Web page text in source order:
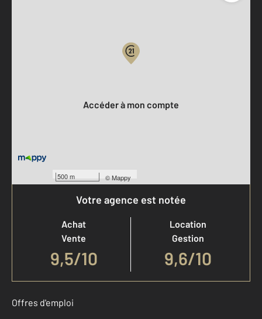
500 m ©Mappy
Accéder à mon compte
Votre agence est notée
Achat
Vente
9,5/10
Location
Gestion
9,6/10
Offres d'emploi